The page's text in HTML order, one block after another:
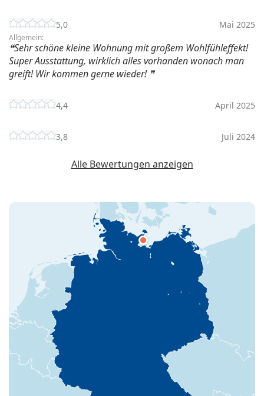
5,0 Mai 2025
Allgemein:
Sehr schöne kleine Wohnung mit großem Wohlfühleffekt!
Super Ausstattung, wirklich alles vorhanden wonach man
greift! Wir kommen gerne wieder!
4,4 April 2025
3,8 Juli 2024
Alle Bewertungen anzeigen